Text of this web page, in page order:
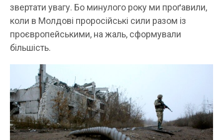
звертати увагу. Бо минулого року ми проґавили,
коли в Молдові проросійські сили разом із
проєвропейськими, на жаль, сформували
більшість.